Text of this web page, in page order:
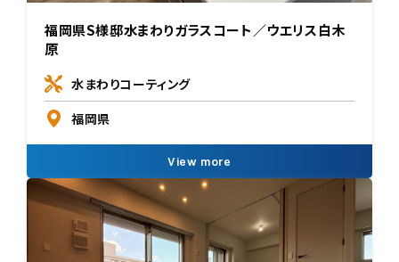
福岡県S様邸水まわりガラスコート／ウエリス白木
原
水まわりコーティング
福岡県
View more